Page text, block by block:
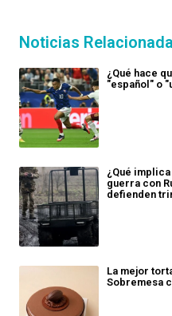
Noticias
¿Qué hace
"español" o
¿Qué
guerra con
defienden
La mejor
Sobremesa